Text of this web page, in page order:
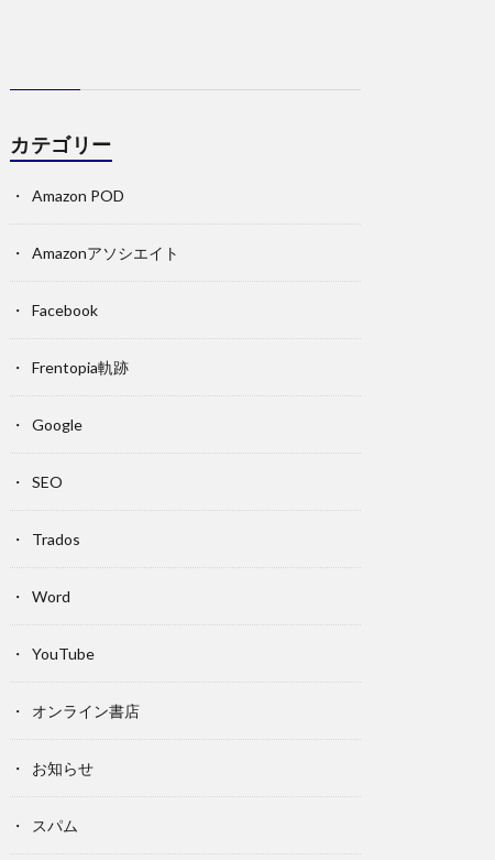
カテゴリー
Amazon POD
Amazonアソシエイト
Facebook
Frentopia軌跡
Google
SEO
Trados
Word
YouTube
オンライン書店
お知らせ
スパム